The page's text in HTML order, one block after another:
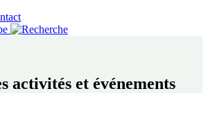
activités et événements